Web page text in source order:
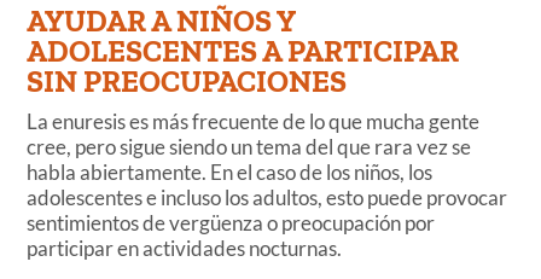
AYUDAR A NIÑOS Y
ADOLESCENTES A PARTICIPAR
SIN PREOCUPACIONES
La enuresis es más frecuente de lo que mucha gente
cree, pero sigue siendo un tema del que rara vez se
habla abiertamente. En el caso de los niños, los
adolescentes e incluso los adultos, esto puede provocar
sentimientos de vergüenza o preocupación por
participar en actividades nocturnas.